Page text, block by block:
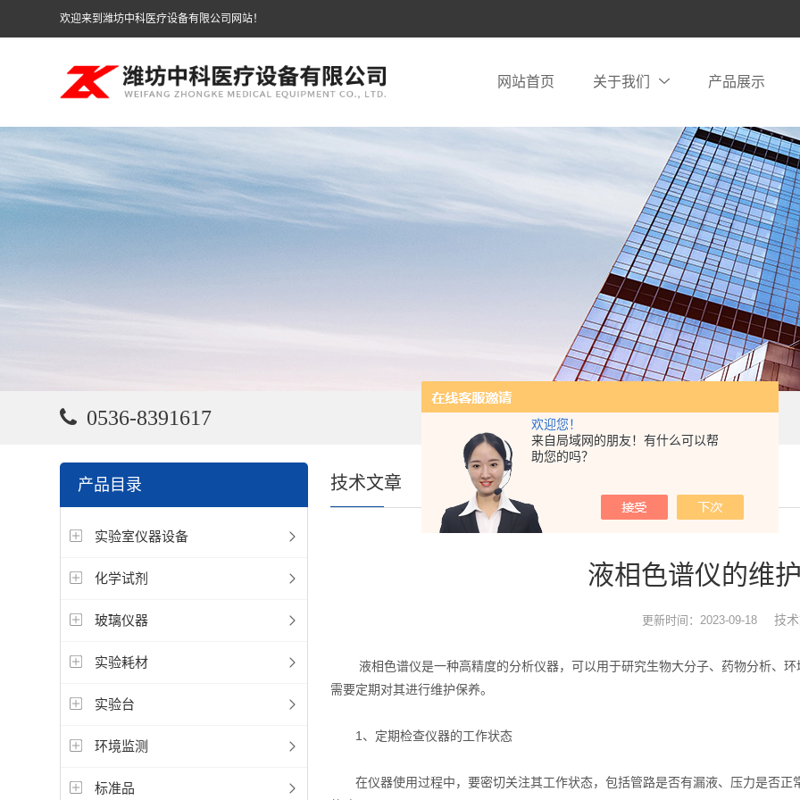
欢迎您！
来自局域网的朋友！有什么可以帮
助您的吗？
欢迎来到潍坊中科医疗设备有限公司网站！
网站首页 关于我们 产品展示
0536-8391617
产品目录
实验室仪器设备
化学试剂
玻璃仪器
实验耗材
实验台
环境监测
标准品
技术文章
液相色谱仪的维
更新时间：2023-09-18 技
液相色谱仪是一种高精度的分析仪器，可以用于研究生物大分子、药物分析、环
需要定期对其进行维护保养。
1、定期检查仪器的工作状态
在仪器使用过程中，要密切关注其工作状态，包括管路是否有漏液、压力是否正